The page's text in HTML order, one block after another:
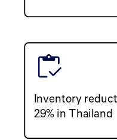
Inventory
29% in Thailand